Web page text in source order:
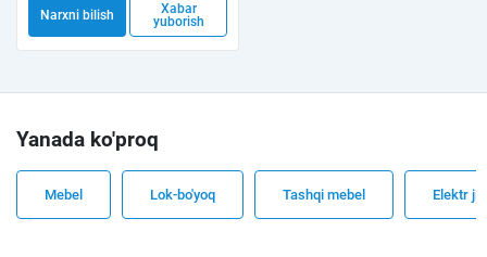
Narxni bilish
Xabar
yuborish
Yanada ko'proq
Mebel Lok-bo'yoq Tashqi mebel Elektr